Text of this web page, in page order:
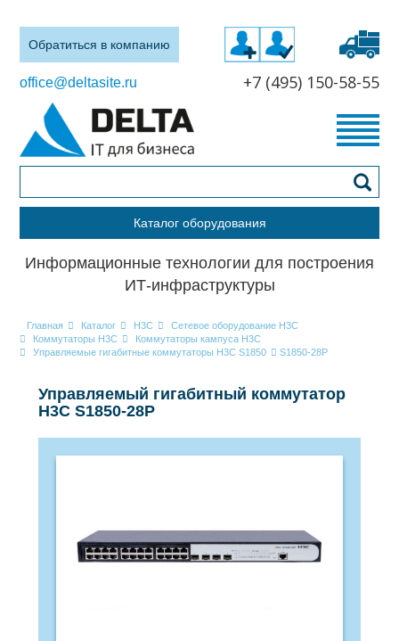
Обратиться в компанию
office@deltasite.ru +7 (495) 150-58-55
Каталог оборудования
Информационные технологии для построения
ИТ-инфраструктуры
Главная Каталог H3C
Сетевое оборудование H3C
Коммутаторы H3C
Коммутаторы кампуса H3C
Управляемые гигабитные коммутаторы H3C S1850
S1850-28P
Управляемый гигабитный коммутатор
H3C S1850-28P